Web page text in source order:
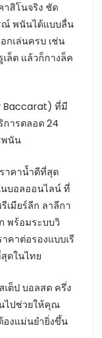
สิโนจริง ชัด
ณ์ พนันได้แบบลื่น
กเล่นครบ เช่น
ล็ต แล้วก็กางล็ค
Baccarat) ที่มี
การตลอด 24
พนัน
าคาน้ำดีที่สุด
บอลออนไลน์ ที่
เมียร์ลีก ลาลีกา
พร้อมระบบวิ
คาต่อรองแบบเรี
ดในไทย
เต็ป บอลสด ครึ่ง
ไปช่วยให้คุณ
งแม่นยำยิ่งขึ้น